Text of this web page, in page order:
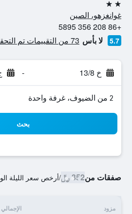
2 نجمتين
غوانغزهو، الصين
+86 208 356 5895
5.7 لا بأس 73 من التقييمات تم التحقق منها
خ 13/8 - ج
2 من الضيوف، غرفة واحدة
بحث
صفقات من352 ﷼ /أرخص سعر الليلة
مزود